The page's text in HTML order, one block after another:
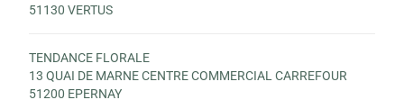
51130 VERTUS
TENDANCE FLORALE
13 QUAI DE MARNE CENTRE COMMERCIAL CARREFOUR
51200 EPERNAY